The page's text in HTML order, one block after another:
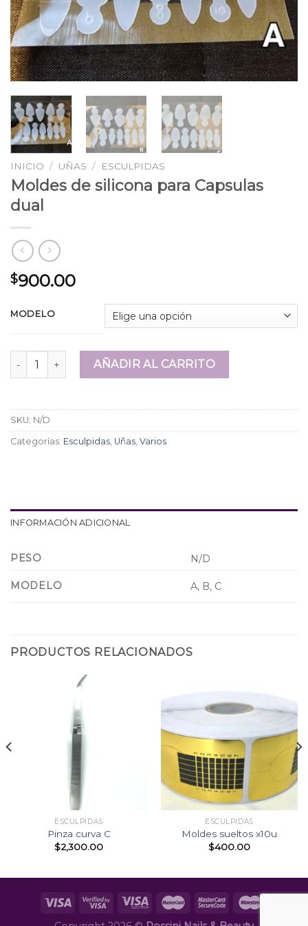
INICIO / UÑAS / ESCULPIDAS
Moldes de silicona para Capsulas
dual
$900.00
MODELO
Moldes de silicona para Capsulas dual cantidad
AÑADIR AL CARRITO
SKU: N/D
Categorías: Esculpidas, Uñas, Varios
INFORMACIÓN ADICIONAL
PESO N/D
MODELO A, B, C
PRODUCTOS RELACIONADOS
ESCULPIDAS
Pinza curva C
$2,300.00
ESCULPIDAS
Moldes sueltos x10u
$400.00